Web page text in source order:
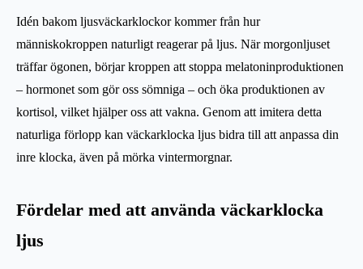
Idén bakom ljusväckarklockor kommer från hur
människokroppen naturligt reagerar på ljus. När morgonljuset
träffar ögonen, börjar kroppen att stoppa melatoninproduktionen
– hormonet som gör oss sömniga – och öka produktionen av
kortisol, vilket hjälper oss att vakna. Genom att imitera detta
naturliga förlopp kan väckarklocka ljus bidra till att anpassa din
inre klocka, även på mörka vintermorgnar.
Fördelar med att använda väckarklocka
ljus